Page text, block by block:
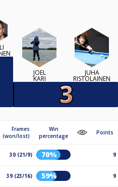
JOEL
KARI
JUHA
RISTOLAINEN
Frames
(won/lost)
Win
percentage
Points
30 (21/9) 70% 9
39 (23/16) 59% 9